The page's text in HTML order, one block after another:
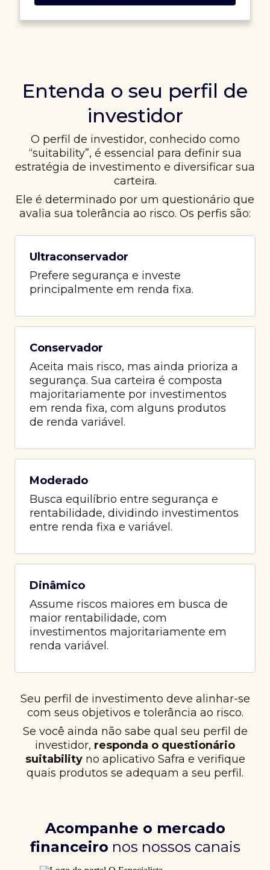
Entenda o seu perfil de
investidor
O perfil de investidor, conhecido como
“suitability”, é essencial para definir sua
estratégia de investimento e diversificar sua
carteira.
Ele é determinado por um questionário que
avalia sua tolerância ao risco. Os perfis são:
Ultraconservador
Prefere segurança e investe
principalmente em renda fixa.
Conservador
Aceita mais risco, mas ainda prioriza a
segurança. Sua carteira é composta
majoritariamente por investimentos
em renda fixa, com alguns produtos
de renda variável.
Moderado
Busca equilíbrio entre segurança e
rentabilidade, dividindo investimentos
entre renda fixa e variável.
Dinâmico
Assume riscos maiores em busca de
maior rentabilidade, com
investimentos majoritariamente em
renda variável.
Seu perfil de investimento deve alinhar-se
com seus objetivos e tolerância ao risco.
Se você ainda não sabe qual seu perfil de
investidor, responda o questionário
suitabilityno aplicativo Safra e verifique
quais produtos se adequam a seu perfil.
Acompanhe o mercado
financeiro nos nossos canais